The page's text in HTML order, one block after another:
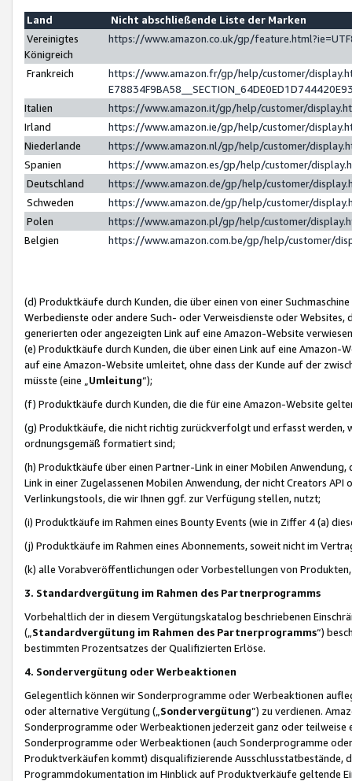
Land
Nicht abschließende Liste der Marken
Vereinigtes
Königreich
https://www.amazon.co.uk/gp/
Frankreich
https://www.amazon.fr/gp/help/customer/
Italien
https://www.amazon.it/gp/help/customer/
Irland
https://www.amazon.ie/gp/help/customer/
Niederlande
https://www.amazon.nl/gp/help/customer/
Spanien
https://www.amazon.es/gp/help/customer/
Deutschland
https://www.amazon.de/gp/help/customer/
Schweden
https://www.amazon.de/gp/help/customer/
Polen
https://www.amazon.pl/gp/help/customer/
Belgien
https://www.amazon.com.be/gp/help/customer/
(d) Produktkäufe durch Kunden, die über einen von einer
Werbedienste oder andere Such- oder Verweisdienste oder Websites,
generierten oder angezeigten Link auf eine Amazon-Website
(e) Produktkäufe durch Kunden, die über einen Link auf eine
auf eine Amazon-Website umleitet, ohne dass der Kunde auf der
müsste (eine „ Umleitung“);
(f) Produktkäufe durch Kunden, die die für eine Amazon-Website
(g) Produktkäufe, die nicht richtig zurückverfolgt und erfasst werden,
ordnungsgemäß formatiert sind;
(h) Produktkäufe über einen Partner-Link in einer Mobilen
Link in einer Zugelassenen Mobilen Anwendung, der nicht Creators
Verlinkungstools, die wir Ihnen ggf. zur Verfügung stellen, nutzt;
(i) Produktkäufe im Rahmen eines Bounty Events (wie in Ziffer 4 (a)
(j) Produktkäufe im Rahmen eines Abonnements, soweit nicht im
(k) alle Vorabveröffentlichungen oder Vorbestellungen von
3. Standardvergütung im Rahmen des Partnerprogramms
Vorbehaltlich der in diesem Vergütungskatalog beschriebenen
(„ Standardvergütung im Rahmen des Partnerprogramms“)
bestimmten Prozentsatzes der Qualifizierten Erlöse.
4. Sondervergütung oder Werbeaktionen
Gelegentlich können wir Sonderprogramme oder Werbeaktionen
oder alternative Vergütung („ Sondervergütung”) zu verdienen.
Sonderprogramme oder Werbeaktionen jederzeit ganz oder
Sonderprogramme oder Werbeaktionen (auch Sonderprogramme
Produktverkäufen kommt) disqualifizierende Ausschlusstatbestände,
Programmdokumentation im Hinblick auf Produktverkäufe geltende